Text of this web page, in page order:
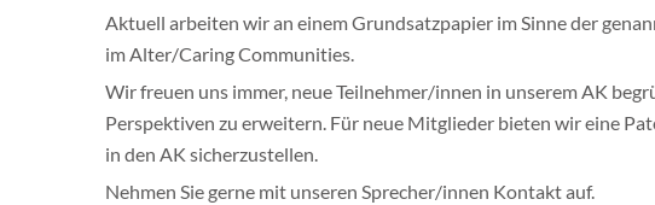
Aktuell arbeiten wir an einem Grundsatzpapier im Sinne der
im Alter/Caring Communities.
Wir freuen uns immer, neue Teilnehmer/innen in unserem AK
Perspektiven zu erweitern. Für neue Mitglieder bieten wir eine
in den AK sicherzustellen.
Nehmen Sie gerne mit unseren Sprecher/innen Kontakt auf.